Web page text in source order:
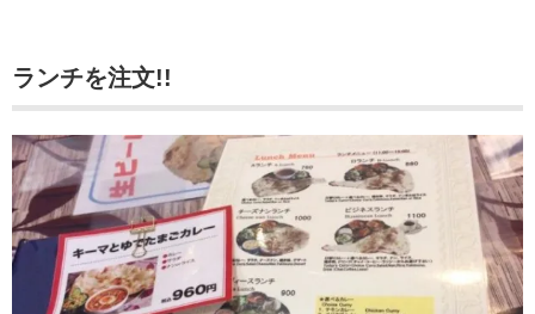
ランチを注文!!